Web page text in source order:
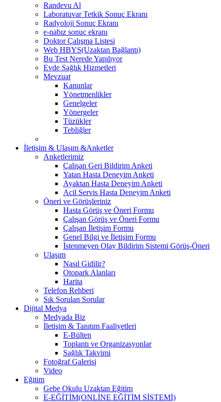
Randevu Al
Laboratuvar Tetkik Sonuç Ekranı
Radyoloji Sonuç Ekranı
e-nabız sonuç ekranı
Doktor Çalışma Listesi
Web HBYS(Uzaktan Bağlantı)
Bu Test Nerede Yapılıyor
Evde Sağlık Hizmetleri
Mevzuat
Kanunlar
Yönetmenlikler
Genelgeler
Yönergeler
Tüzükler
Tebliğler
İletişim & Ulaşım &Anketler
Anketlerimiz
Çalışan Geri Bildirim Anketi
Yatan Hasta Deneyim Anketi
Ayaktan Hasta Deneyim Anketi
Acil Servis Hasta Deneyim Anketi
Öneri ve Görüşleriniz
Hasta Görüş ve Öneri Formu
Çalışan Görüş ve Öneri Formu
Çalışan İletişim Formu
Genel Bilgi ve İletişim Formu
İstenmeyen Olay Bildirim Sistemi Görüş-Öneri
Ulaşım
Nasıl Gidilir?
Otopark Alanları
Harita
Telefon Rehberi
Sık Sorulan Sorular
Dijital Medya
Medyada Biz
İletişim & Tanıtım Faaliyetleri
E-Bülten
Toplantı ve Organizasyonlar
Sağlık Takvimi
Fotoğraf Galerisi
Video
Eğitim
Gebe Okulu Uzaktan Eğitim
E-EĞİTİM(ONLİNE EĞİTİM SİSTEMİ)